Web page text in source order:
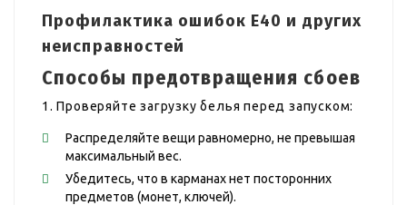
Профилактика ошибок E40 и других
неисправностей
Способы предотвращения сбоев
1. Проверяйте загрузку белья перед запуском:
Распределяйте вещи равномерно, не превышая
максимальный вес.
Убедитесь, что в карманах нет посторонних
предметов (монет, ключей).